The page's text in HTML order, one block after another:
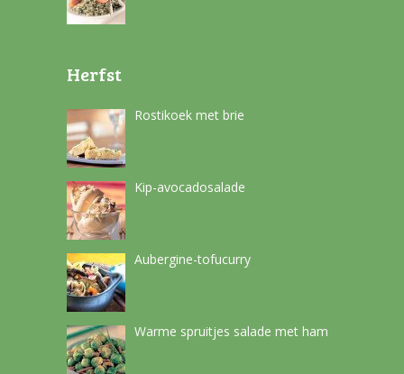
Herfst
Rostikoek met brie
Kip-avocadosalade
Aubergine-tofucurry
Warme spruitjes salade met ham